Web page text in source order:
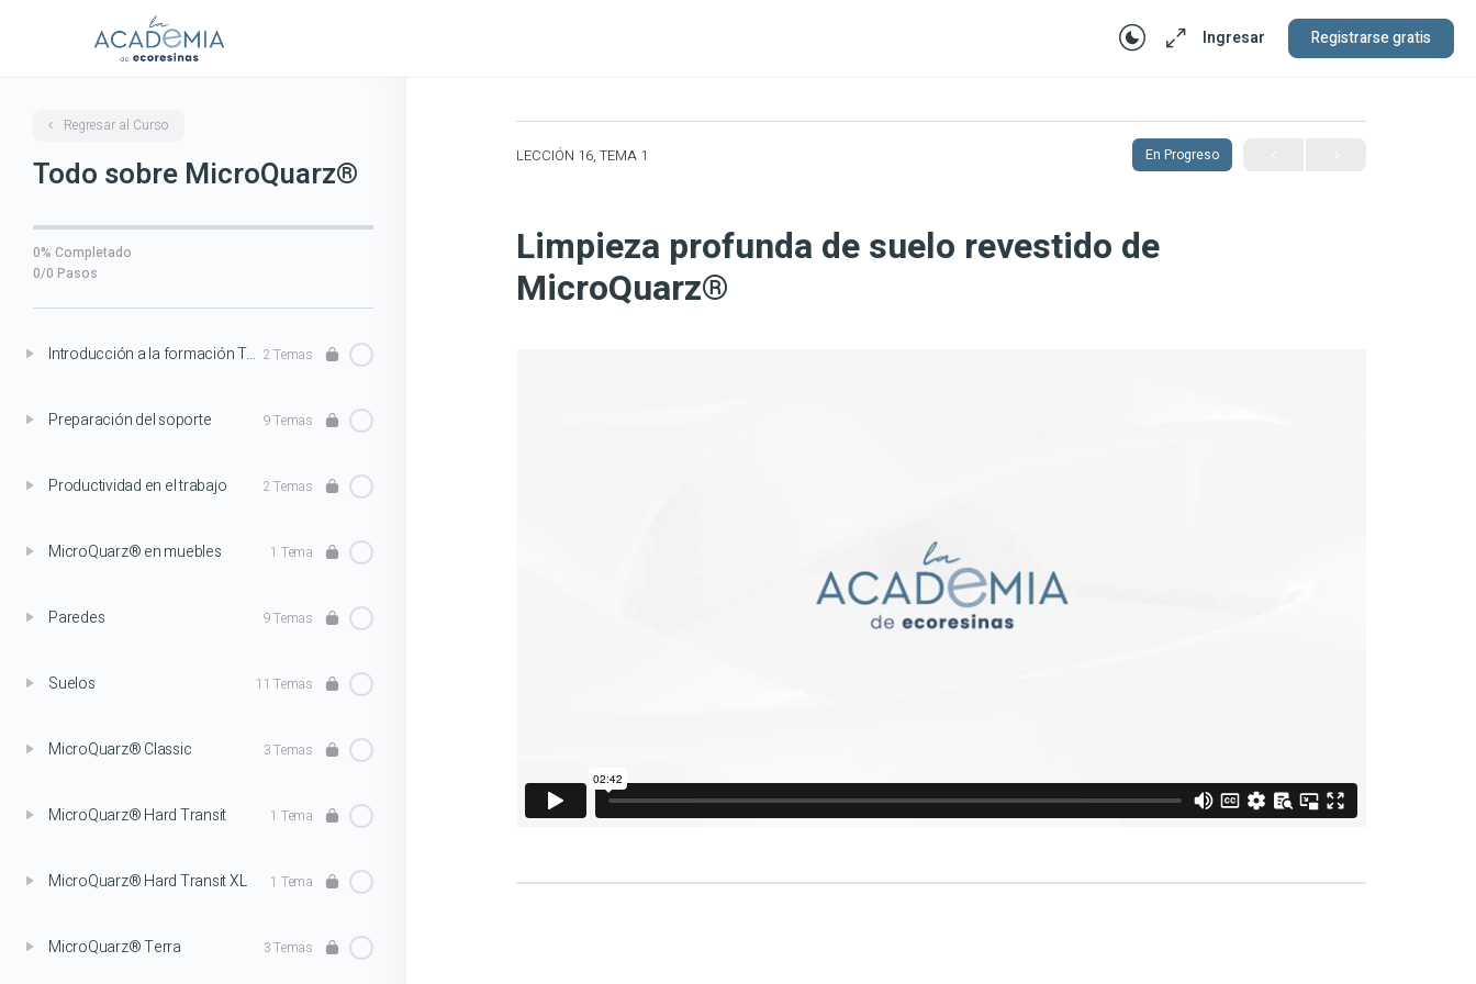
Ingresar Registrarse gratis
Regresar al Curso
Todo sobre MicroQuarz®
0% Completado
0/0 Pasos
Introducción a la formación Todo sobre MicroQuarz® 2 Temas
Preparación del soporte 9 Temas
Productividad en el trabajo 2 Temas
MicroQuarz® en muebles 1 Tema
Paredes 9 Temas
Suelos 11 Temas
MicroQuarz® Classic 3 Temas
MicroQuarz® Hard Transit 1 Tema
MicroQuarz® Hard Transit XL 1 Tema
MicroQuarz® Terra 3 Temas
LECCIÓN 16, TEMA 1 En Progreso
Limpieza profunda de suelo revestido de
MicroQuarz®